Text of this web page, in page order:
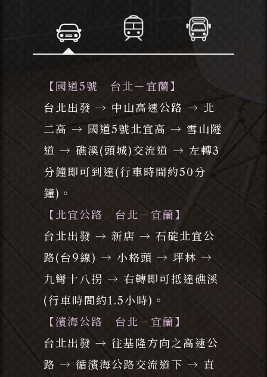
【國道5號 台北－宜蘭】
台北出發 → 中山高速公路 → 北
二高 → 國道5號北宜高 → 雪山隧
道 → 礁溪(頭城)交流道 → 左轉3
分鐘即可到達(行車時間約50分
鐘)。
【北宜公路 台北－宜蘭】
台北出發 → 新店 → 石碇北宜公
路(台9線) → 小格頭 → 坪林 →
九彎十八拐 → 右轉即可抵達礁溪
(行車時間約1.5小時)。
【濱海公路 台北－宜蘭】
台北出發 → 往基隆方向之高速公
路 → 循濱海公路交流道下 → 直